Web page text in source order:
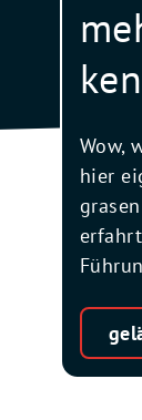
Wow,
hier